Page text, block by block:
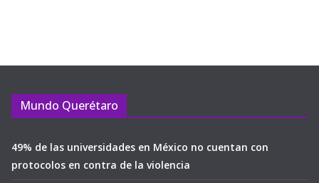
Mundo Querétaro
49% de las universidades en México no cuentan con
protocolos en contra de la violencia